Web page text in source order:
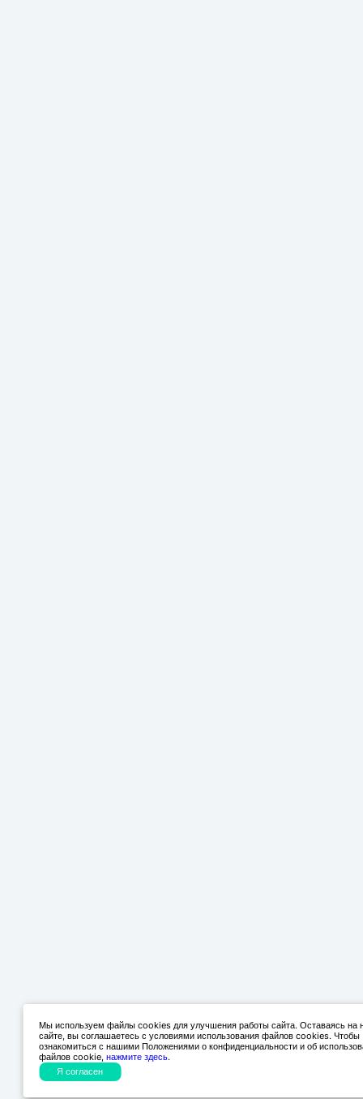
Мы используем файлы cookies для улучшения работы сайта. Оставаясь на
сайте, вы соглашаетесь с условиями использования файлов cookies. Чтобы
ознакомиться с нашими Положениями о конфиденциальности и об
файлов cookie,нажмите здесь.
Я согласен